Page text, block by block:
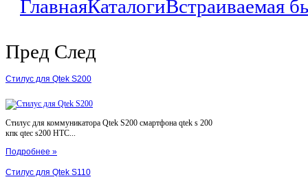
ГлавнаяКаталогиВстраиваемая
Пред След
Стилус для Qtek S200
Стилус для коммуникатора Qtek S200 смартфона qtek s 200
кпк qtec s200 HTC...
Подробнее »
Стилус для Qtek S110